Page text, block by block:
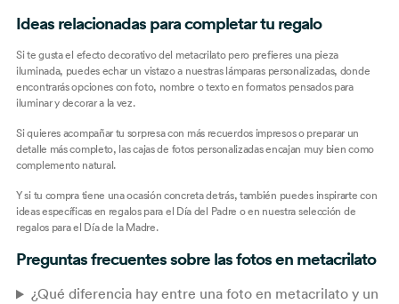
Ideas relacionadas para completar tu regalo
Si te gusta el efecto decorativo del metacrilato pero prefieres una pieza
iluminada, puedes echar un vistazo a nuestras lámparas personalizadas, donde
encontrarás opciones con foto, nombre o texto en formatos pensados para
iluminar y decorar a la vez.
Si quieres acompañar tu sorpresa con más recuerdos impresos o preparar un
detalle más completo, lascajas de fotos personalizadasencajan muy bien como
complemento natural.
Y si tu compra tiene una ocasión concreta detrás, también puedes inspirarte con
ideas específicas en regalos para el Día del Padre o en nuestra selección de
regalos para el Día de la Madre.
Preguntas frecuentes sobre las fotos en metacrilato
¿Qué diferencia hay entre una foto en metacrilato y un